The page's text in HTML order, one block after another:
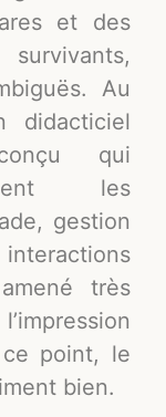
et des
Au
didacticiel
qui
les
gestion
très
ce point, le
bien.